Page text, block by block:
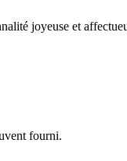
joyeuse et
fourni.